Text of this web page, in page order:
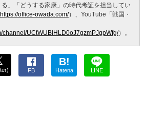
」「どうする家康」の時代考証を担当してい
https://office-owada.com/）、YouTube「戦国・
channel/UCtWUBIHLD0oJ7gzmPJgpWfg/）。
FB
B!
Hatena LINE